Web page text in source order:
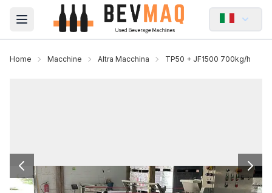
Open main menu
Home Macchine Altra Macchina TP50 + JF1500 700kg/h